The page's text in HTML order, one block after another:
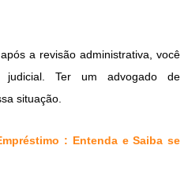
a revisão administrativa, você
judicial. Ter um advogado de
situação.
: Entenda e Saiba se